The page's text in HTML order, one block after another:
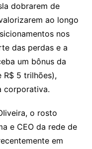
dobrarem de
ao longo
nos
das perdas e a
um bônus da
R$ 5 trilhões),
corporativa.
o rosto
e CEO da rede de
em